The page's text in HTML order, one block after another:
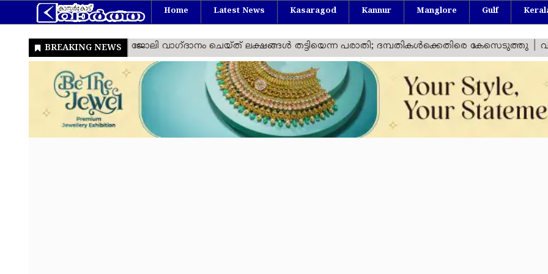
Home Latest News Kasaragod Kannur Manglore Gulf